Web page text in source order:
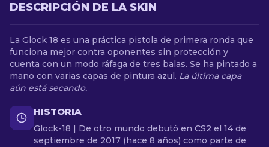
DESCRIPCIÓN DE LA SKIN
La Glock 18 es una práctica pistola de primera ronda que
funciona mejor contra oponentes sin protección y
cuenta con un modo ráfaga de tres balas. Se ha pintado a
mano con varias capas de pintura azul. La última capa
aún está secando.
HISTORIA
Glock-18 | De otro mundo debutó en CS2 el 14 de
septiembre de 2017 (hace 8 años) como parte de